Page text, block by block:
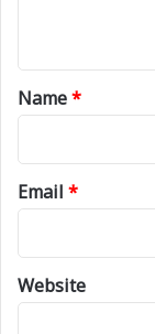
*
Name*
Email *
Website